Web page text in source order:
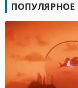
ПОПУЛЯРНОЕ